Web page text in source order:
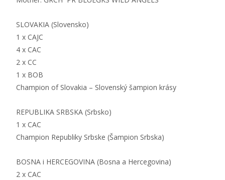
SLOVAKIA (Slovensko)
1 x CAJC
4 x CAC
2 x CC
1 x BOB
Champion of Slovakia – Slovenský šampion krásy
REPUBLIKA SRBSKA (Srbsko)
1 x CAC
Champion Republiky Srbske (Šampion Srbska)
BOSNA i HERCEGOVINA (Bosna a Hercegovina)
2 x CAC